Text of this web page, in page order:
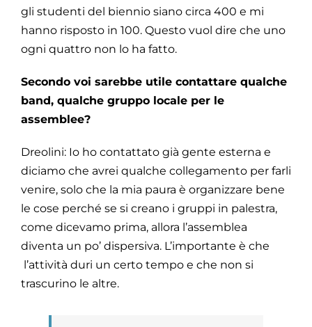
gli studenti del biennio siano circa 400 e mi
hanno risposto in 100. Questo vuol dire che uno
ogni quattro non lo ha fatto.
Secondo voi sarebbe utile contattare qualche
band, qualche gruppo locale per le
assemblee?
Dreolini: Io ho contattato già gente esterna e
diciamo che avrei qualche collegamento per farli
venire, solo che la mia paura è organizzare bene
le cose perché se si creano i gruppi in palestra,
come dicevamo prima, allora l’assemblea
diventa un po’ dispersiva. L’importante è che
l’attività duri un certo tempo e che non si
trascurino le altre.